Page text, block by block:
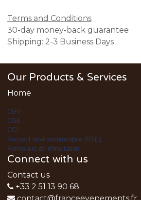
Terms and Conditions
30-day money-back guarantee
Shipping: 2-3 Business Days
Our Products & Services
Home
CGV
CGE
CGL
Respect environnementale (RSE)
Formulaire de rétractation
Connect with us
Contact us
+33 2 51 13 90 68